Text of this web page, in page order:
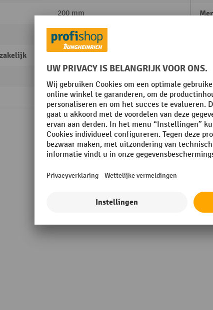
200 mm
1250 mm
100 x 20 mm
Toon alle